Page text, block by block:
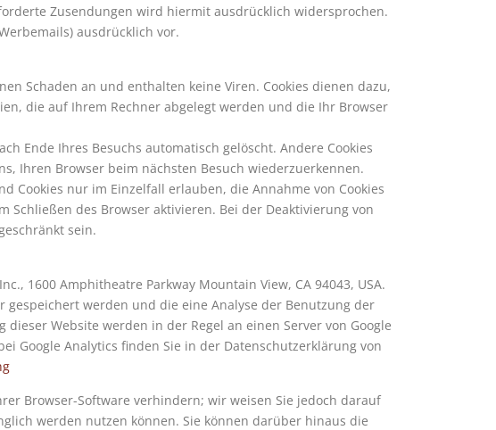
Zusendungen wird hiermit ausdrücklich widersprochen.
ausdrücklich vor.
Schaden an und enthalten keine Viren. Cookies dienen dazu,
die auf Ihrem Rechner abgelegt werden und die Ihr Browser
Ende Ihres Besuchs automatisch gelöscht. Andere Cookies
Ihren Browser beim nächsten Besuch wiederzuerkennen.
Cookies nur im Einzelfall erlauben, die Annahme von Cookies
Schließen des Browser aktivieren. Bei der Deaktivierung von
sein.
1600 Amphitheatre Parkway Mountain View, CA 94043, USA.
gespeichert werden und die eine Analyse der Benutzung der
Website werden in der Regel an einen Server von Google
Google Analytics finden Sie in der Datenschutzerklärung von
Browser-Software verhindern; wir weisen Sie jedoch darauf
werden nutzen können. Sie können darüber hinaus die